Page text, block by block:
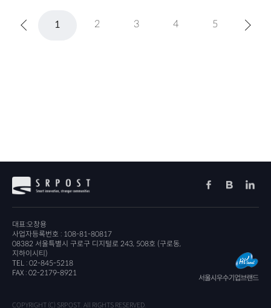
1 2 3 4 5
대표:오창용
사업자등록번호 : 108-81-80817
08382 서울특별시 구로구 디지털로 243, 508호 (구로동,
지하이시티)
TEL : 02-845-5218
FAX : 02-2179-8921
COPYRIGHT (C) SRPOST. All RIGHTS RESERVED.